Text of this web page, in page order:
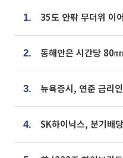
1.
2.
3.
4.